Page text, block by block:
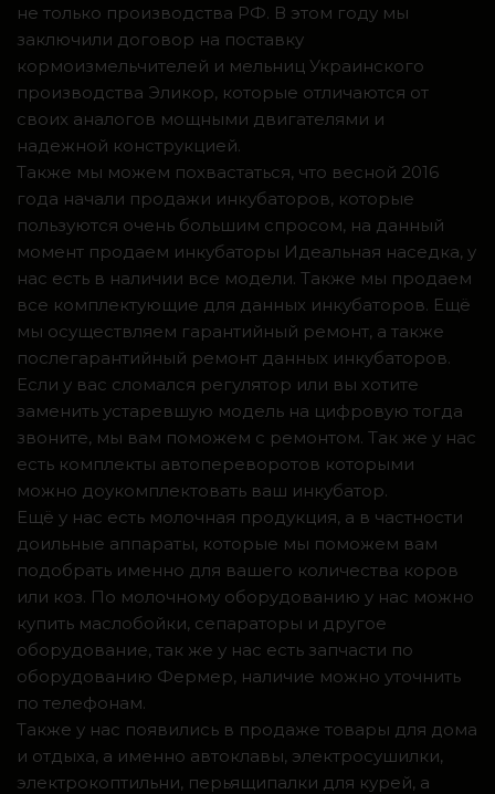
не только производства РФ. В этом году мы
заключили договор на поставку
кормоизмельчителей и мельниц Украинского
производства Эликор, которые отличаются от
своих аналогов мощными двигателями и
надежной конструкцией.
Также мы можем похвастаться, что весной 2016
года начали продажи инкубаторов, которые
пользуются очень большим спросом, на данный
момент продаем инкубаторы Идеальная наседка, у
нас есть в наличии все модели. Также мы продаем
все комплектующие для данных инкубаторов. Ещё
мы осуществляем гарантийный ремонт, а также
послегарантийный ремонт данных инкубаторов.
Если у вас сломался регулятор или вы хотите
заменить устаревшую модель на цифровую тогда
звоните, мы вам поможем с ремонтом. Так же у нас
есть комплекты автопереворотов которыми
можно доукомплектовать ваш инкубатор.
Ещё у нас есть молочная продукция, а в частности
доильные аппараты, которые мы поможем вам
подобрать именно для вашего количества коров
или коз. По молочному оборудованию у нас можно
купить маслобойки, сепараторы и другое
оборудование, так же у нас есть запчасти по
оборудованию Фермер, наличие можно уточнить
по телефонам.
Также у нас появились в продаже товары для дома
и отдыха, а именно автоклавы, электросушилки,
электрокоптильни, перьящипалки для курей, а